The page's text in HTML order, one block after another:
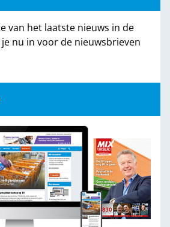
van het laatste nieuws in de
nu in voor de nieuwsbrieven